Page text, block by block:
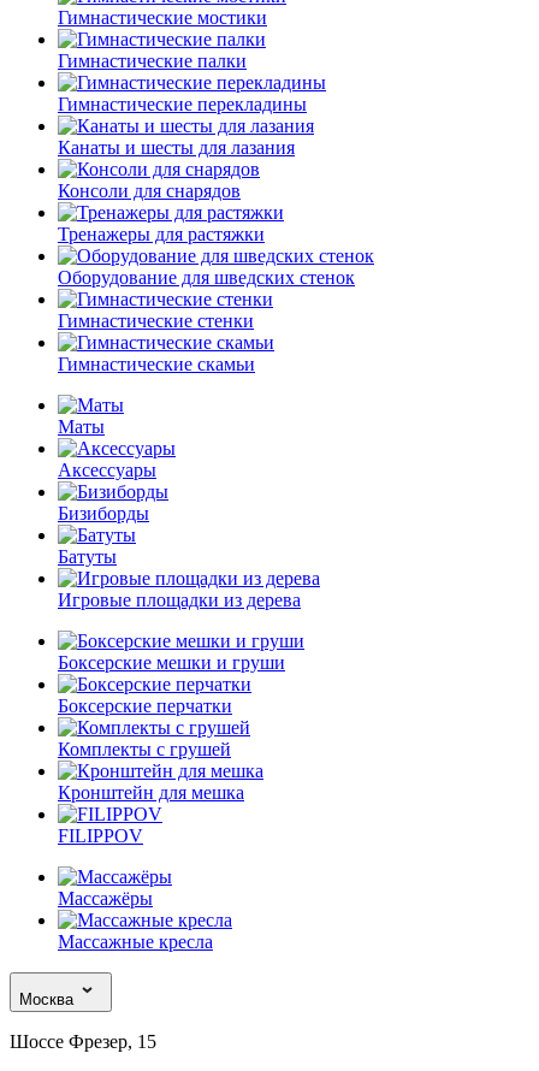
Гимнастические мостики
Гимнастические палки
Гимнастические перекладины
Канаты и шесты для лазания
Консоли для снарядов
Тренажеры для растяжки
Оборудование для шведских стенок
Гимнастические стенки
Гимнастические скамьи
Маты
Аксессуары
Бизиборды
Батуты
Игровые площадки из дерева
Боксерские мешки и груши
Боксерские перчатки
Комплекты с грушей
Кронштейн для мешка
FILIPPOV
Массажёры
Массажные кресла
Москва
Шоссе Фрезер, 15